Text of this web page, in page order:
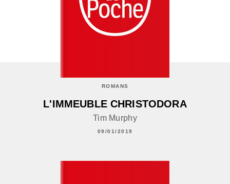
ROMANS
L'IMMEUBLE CHRISTODORA
Tim Murphy
09/01/2019